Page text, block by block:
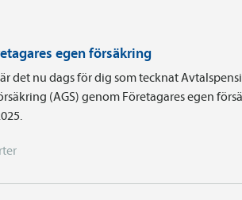
egen försäkring
det nu dags för dig som tecknat
(AGS) genom Företagares egen